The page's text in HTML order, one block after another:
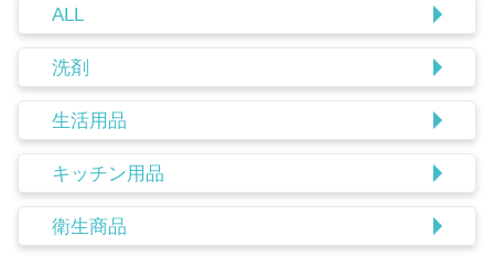
ALL
洗剤
生活用品
キッチン用品
衛生商品